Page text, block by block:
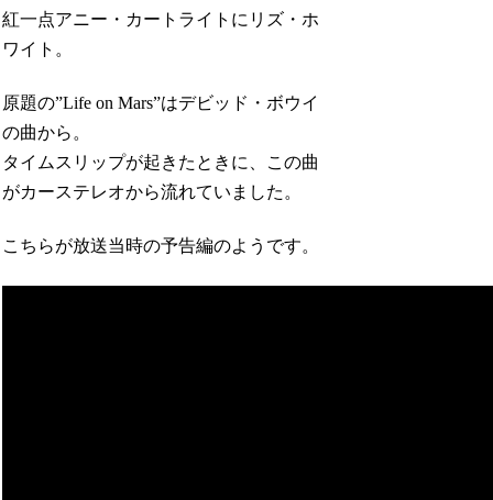
紅一点アニー・カートライトにリズ・ホ
ワイト。
原題の”Life on Mars”はデビッド・ボウイ
の曲から。
タイムスリップが起きたときに、この曲
がカーステレオから流れていました。
こちらが放送当時の予告編のようです。